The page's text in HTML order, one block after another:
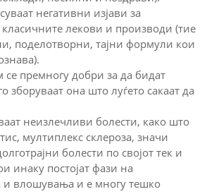
негативни изјави за
лекови и производи (тие
поделотворни, тајни формули кои
премногу добри за да бидат
зборуваат она што луѓето сакаат да
неизлечливи болести, како што
мултиплекс склероза, значи
болести по својот тек и
инаку постојат фази на
и влошувања и е многу тешко